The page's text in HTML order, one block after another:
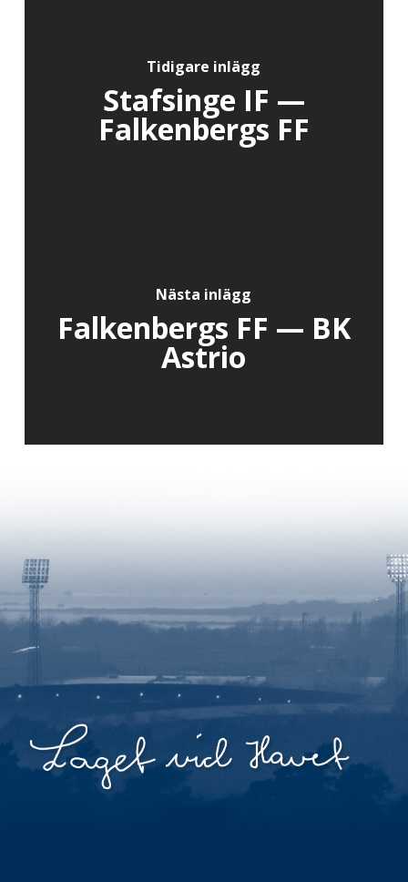
Tidigare inlägg
Stafsinge IF —
Falkenbergs FF
Nästa inlägg
Falkenbergs FF — BK
Astrio